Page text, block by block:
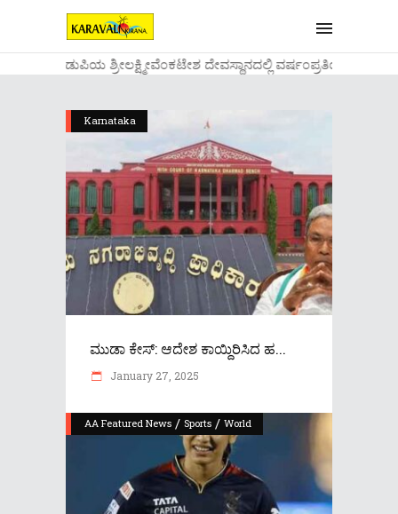
....ಉಡುಪಿಯ ಶ್ರೀಲಕ್ಷ್ಮೀವೆ೦ಕಟೇಶ ದೇವಸ್ಥಾನದಲ್ಲಿ ವರ್ಷ೦ಪ್ರತಿಯ
Karnataka
ಮುಡಾ ಕೇಸ್: ಆದೇಶ ಕಾಯ್ದಿರಿಸಿದ ಹ...
January 27, 2025
AA Featured News / Sports / World